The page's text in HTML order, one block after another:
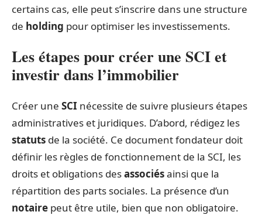
certains cas, elle peut s’inscrire dans une structure
de holding pour optimiser les investissements.
Les étapes pour créer une SCI et
investir dans l’immobilier
Créer une SCI nécessite de suivre plusieurs étapes
administratives et juridiques. D’abord, rédigez les
statuts de la société. Ce document fondateur doit
définir les règles de fonctionnement de la SCI, les
droits et obligations desassociésainsi que la
répartition des parts sociales. La présence d’un
notaire peut être utile, bien que non obligatoire.